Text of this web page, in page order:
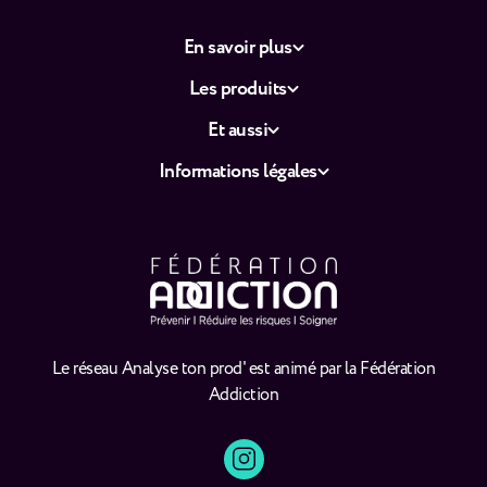
Le réseau Analyse ton prod' est animé par la Fédération
Addiction
En savoir plus
Les produits
Et aussi
Informations légales